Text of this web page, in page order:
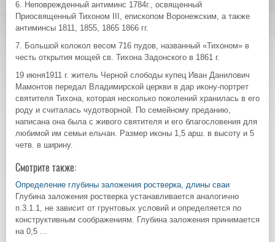
6. Неповрежденный антиминс 1784г., освященный
Приосвященный Тихоном III, епископом Воронежским, а также
антиминсы 1811, 1855, 1865 1866 гг.
7. Большой колокол весом 716 пудов, названный «Тихоном» в
честь открытия мощей св. Тихона Задонского в 1861 г.
19 июня1911 г. житель Черной слободы купец Иван Данилович
Мамонтов передал Владимирской церкви в дар икону-портрет
святителя Тихона, которая несколько поколений хранилась в его
роду и считалась чудотворной. По семейному преданию,
написана она была с живого святителя и его благословения для
любимой им семьи ельчан. Размер иконы 1,5 арш. в высоту и 5
четв. в ширину.
Смотрите также:
Определение глубины заложения ростверка, длины сваи
Глубина заложения ростверка устанавливается аналогично
п.3.1.1, не зависит от грунтовых условий и определяется по
конструктивным соображениям. Глубина заложения принимается
на 0,5 ...